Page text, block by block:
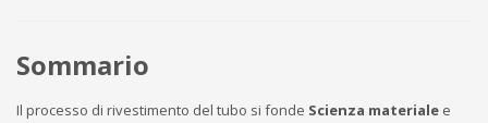
Sommario
Il processo di rivestimento del tubo si fonde Scienza materiale e